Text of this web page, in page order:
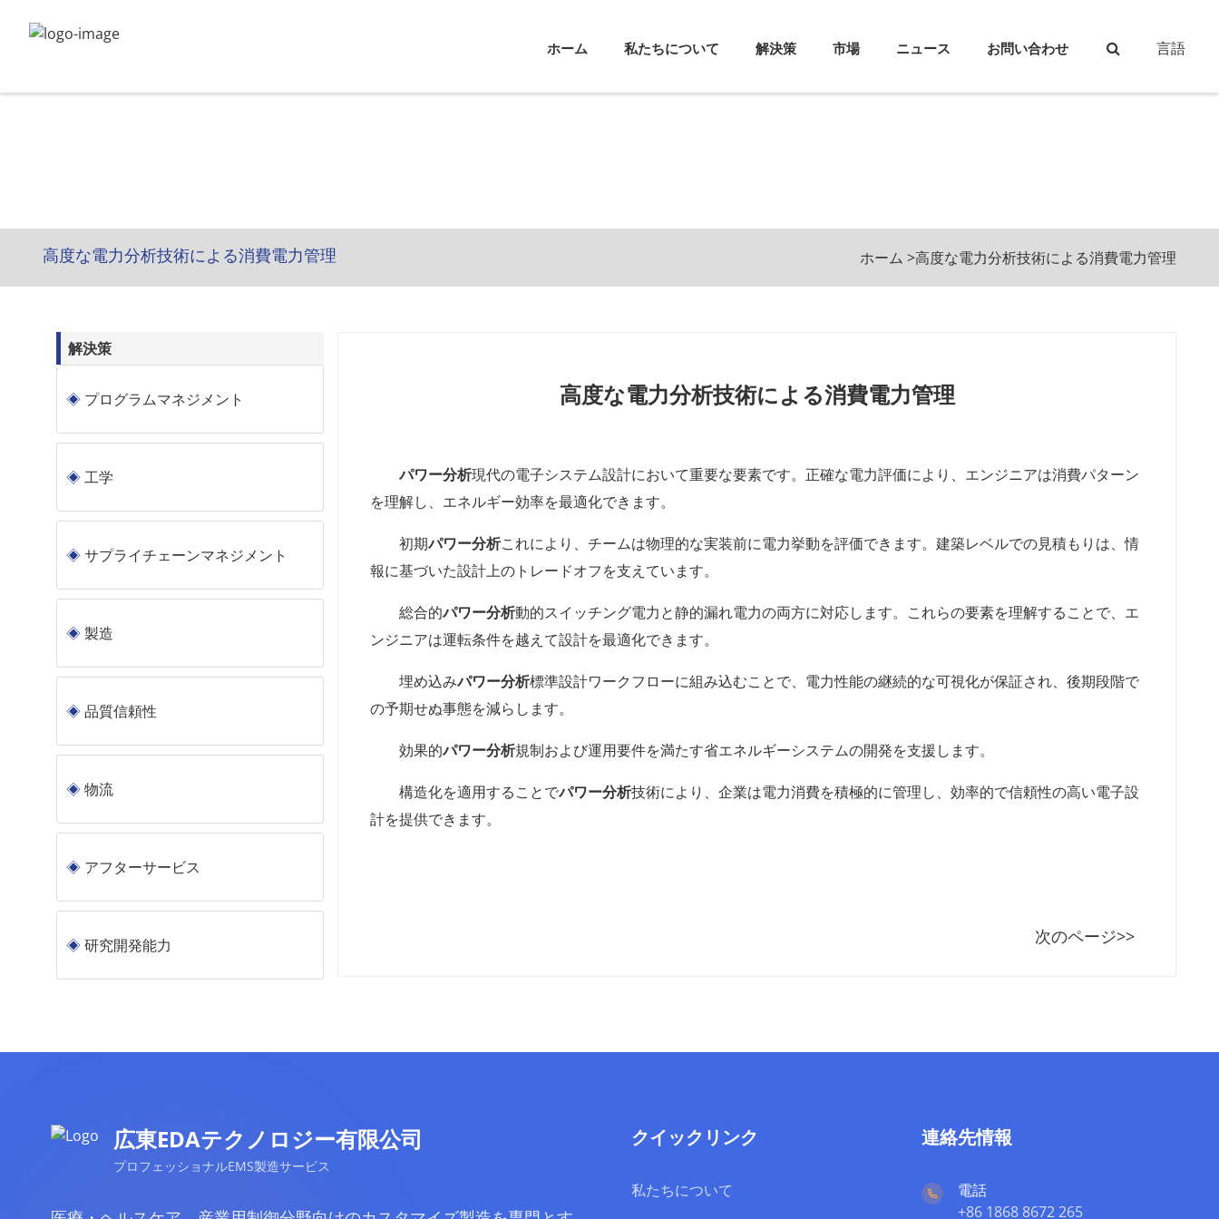
ホーム 私たちについて 解決策 市場 ニュース お問い合わせ 言語
高度な電力分析技術による消費電力管理 ホーム >高度な電力分析技術による消費電力管理
高度な電力分析技術による消費電力管理
パワー分析現代の電子システム設計において重要な要素です。正確な電力評価により、エンジニアは消費パターン
を理解し、エネルギー効率を最適化できます。
初期パワー分析これにより、チームは物理的な実装前に電力挙動を評価できます。建築レベルでの見積もりは、情
報に基づいた設計上のトレードオフを支えています。
総合的パワー分析動的スイッチング電力と静的漏れ電力の両方に対応します。これらの要素を理解することで、エ
ンジニアは運転条件を越えて設計を最適化できます。
埋め込みパワー分析標準設計ワークフローに組み込むことで、電力性能の継続的な可視化が保証され、後期段階で
の予期せぬ事態を減らします。
効果的パワー分析規制および運用要件を満たす省エネルギーシステムの開発を支援します。
構造化を適用することでパワー分析技術により、企業は電力消費を積極的に管理し、効率的で信頼性の高い電子設
計を提供できます。
次のページ>>
解決策
プログラムマネジメント
工学
サプライチェーンマネジメント
製造
品質信頼性
物流
アフターサービス
研究開発能力
広東EDAテクノロジー有限公司
プロフェッショナルEMS製造サービス
クイックリンク
私たちについて
連絡先情報
電話
+86 1868 8672 265